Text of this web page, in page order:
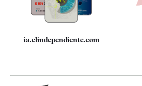
ia.elindependiente.com